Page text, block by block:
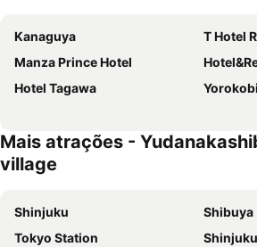
Kanaguya
T Hotel
Manza Prince Hotel
Hotel Tagawa
Mais atrações -
village
Shinjuku
Shibuya
Tokyo Station